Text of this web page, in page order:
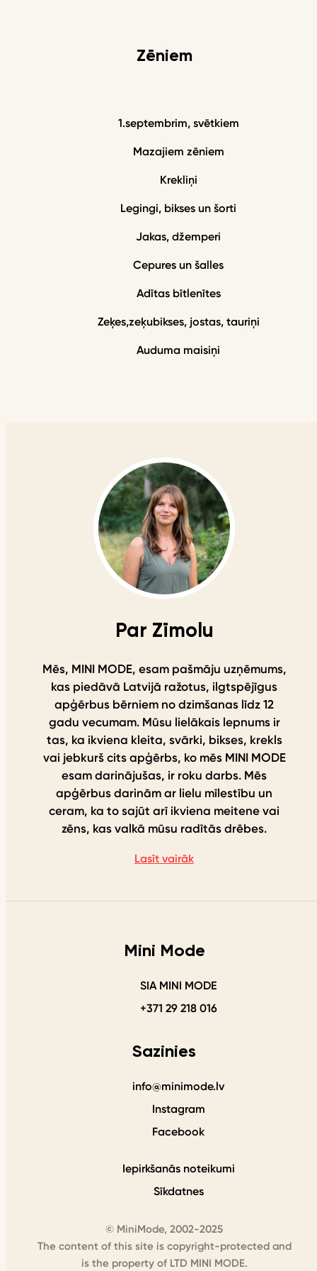
Zēniem
1.septembrim, svētkiem
Mazajiem zēniem
Krekliņi
Legingi, bikses un šorti
Jakas, džemperi
Cepures un šalles
Adītas bītlenītes
Zeķes,zeķubikses, jostas, tauriņi
Auduma maisiņi
Par Zīmolu
Mēs, MINI MODE, esam pašmāju uzņēmums,
kas piedāvā Latvijā ražotus, ilgtspējīgus
apģērbus bērniem no dzimšanas līdz 12
gadu vecumam. Mūsu lielākais lepnums ir
tas, ka ikviena kleita, svārki, bikses, krekls
vai jebkurš cits apģērbs, ko mēs MINI MODE
esam darinājušas, ir roku darbs. Mēs
apģērbus darinām ar lielu mīlestību un
ceram, ka to sajūt arī ikviena meitene vai
zēns, kas valkā mūsu radītās drēbes.
Lasīt vairāk
Mini Mode
SIA MINI MODE
+371 29 218 016
Sazinies
info@minimode.lv
Instagram
Facebook
Iepirkšanās noteikumi
Sīkdatnes
© MiniMode, 2002-2025
The content of this site is copyright-protected and
is the property of LTD MINI MODE.